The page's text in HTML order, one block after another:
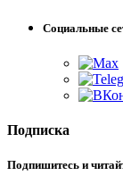
Социальные
Подписка
Подпишитесь и